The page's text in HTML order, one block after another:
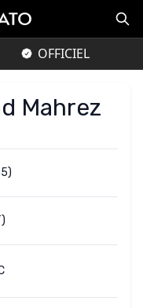
OFFICIEL
Mahrez